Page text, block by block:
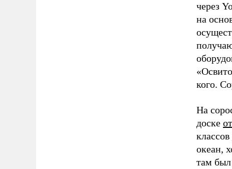
через
на
кого.
На
доске
классов
океан,
там